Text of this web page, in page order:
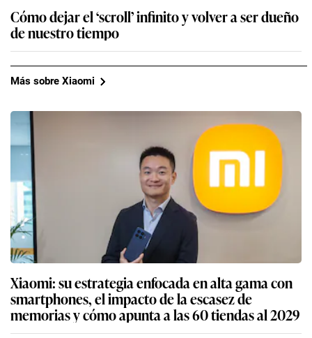
Cómo dejar el ‘scroll’ infinito y volver a ser dueño
de nuestro tiempo
Más sobre Xiaomi
Xiaomi: su estrategia enfocada en alta gama con
smartphones, el impacto de la escasez de
memorias y cómo apunta a las 60 tiendas al 2029